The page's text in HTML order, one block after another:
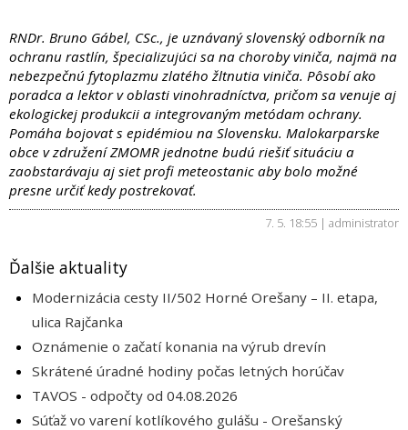
RNDr. Bruno Gábel, CSc., je uznávaný slovenský odborník na
ochranu rastlín, špecializujúci sa na choroby viniča, najmä na
nebezpečnú fytoplazmu zlatého žltnutia viniča. Pôsobí ako
poradca a lektor v oblasti vinohradníctva, pričom sa venuje aj
ekologickej produkcii a integrovaným metódam ochrany.
Pomáha bojovat s epidémiou na Slovensku. Malokarparske
obce v združení ZMOMR jednotne budú riešiť situáciu a
zaobstarávaju aj siet profi meteostanic aby bolo možné
presne určiť kedy postrekovať.
7. 5. 18:55 | administrator
Ďalšie aktuality
Modernizácia cesty II/502 Horné Orešany – II. etapa,
ulica Rajčanka
Oznámenie o začatí konania na výrub drevín
Skrátené úradné hodiny počas letných horúčav
TAVOS - odpočty od 04.08.2026
Súťaž vo varení kotlíkového gulášu - Orešanský